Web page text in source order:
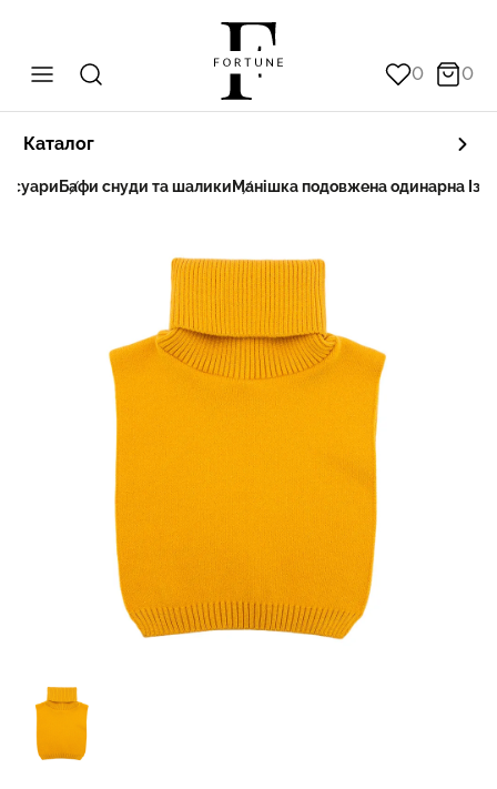
0 0
Каталог
Бафи снуди та шалики Манішка подовжена одинарна